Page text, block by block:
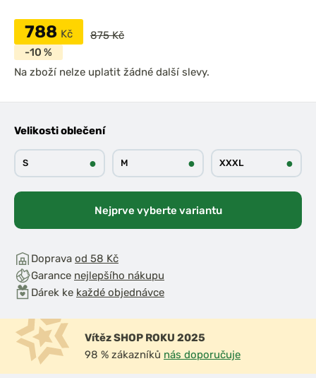
788 Kč
875 Kč
-10 %
Na zboží nelze uplatit žádné další slevy.
Velikosti oblečení
S ● M ● XXXL ●
Nejprve vyberte variantu
Doprava od 58 Kč
Garance nejlepšího nákupu
Dárek ke každé objednávce
Vítěz SHOP ROKU 2025
98 % zákazníků nás doporučuje